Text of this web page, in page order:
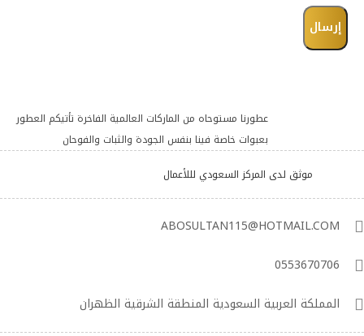
عطورنا مستوحاه من الماركات العالمية الفاخرة تأتيكم العطور
بعبوات خاصة فينا بنفس الجودة والثبات والفوحان
موثق لدى المركز السعودي لللأعمال
ABOSULTAN115@HOTMAIL.COM
0553670706
المملكة العربية السعودية المنطقة الشرقية الظهران